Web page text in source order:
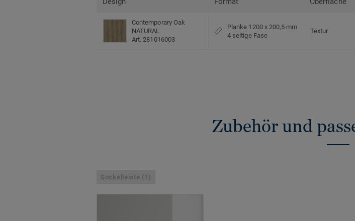
Contemporary Oak
NATURAL
Art. 281016003
Planke 1200 x 200,5 mm
4 seitige Fase
Textur
Zubehör und
Sockelleiste (1)